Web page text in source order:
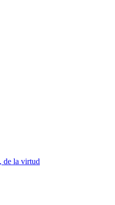
de la virtud